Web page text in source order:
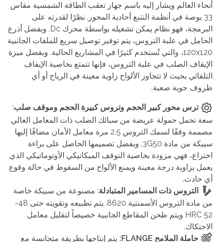
أنحاء العالم ويشار إليه باسم جهاز تعقب الطاقة الشمسية مقاس
33 بوصة في أنظمة التتبع أحادية المحور. نظرًا لقدرته على
البرمجة، فهو نظام يمكن تشغيله بواسطة محرك Dc. وبفضل أذرع
الحامل في علبة التروس، يتم توفير توصيل سريع للملفات الجانبية
120x120، والتي تُستخدم كثيرًا في المشاريع الحالية. وبفضل ميزة
الإيقاف الصلب في علبة التروس، فإنها تتمتع بخاصية الإيقاف
التلقائي بحيث لا تتجاوز الألواح زاوية معينة في الرياح أو أي
ظروف جوية صعبة.
ترس محور كبير الحجم وتروس كبيرة الحجم وموقف صلب:
سعة تحمل حمولة عريضة من سبائك الصلب ذات المعامل العالي
مصممة وفقًا لسمك التروس 2.5 مرة معامل الأمان مضافًا إليها
سبيكة من مادة 3G50. وبفضل تصميمها الحاصل على براءة
اختراع، فهي مزودة بخاصية التوقف الميكانيكي الأوتوماتيكي الذي
يعمل بزاوية درجة معينة ويمنع الألواح من السقوط في حالة وقوع
أي حادث.
التروس ذات المسامير المتبادلة: مصنوعة من سبيكة خاصة
من مادة التروس الأسمنتية 8620. يتم تطبيعه وتقويته حتى 48-
52 HRC ويتم طحن المقاطع الجانبية خصيصاً لتقليل معامل
الاحتكاك.
حاملة الملامح FLANGE:
يتم إنتاجها بطريقة متجانسة مع